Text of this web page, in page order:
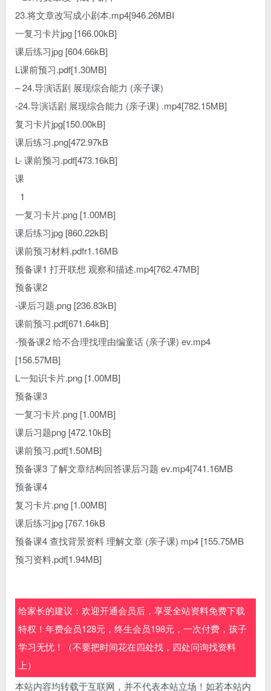
23.将文章改写成小剧本.mp4[946.26MBI
一复习卡片jpg [166.00kB]
课后练习jpg [604.66kB]
L课前预习.pdf[1.30MB]
– 24.导演话剧 展现综合能力 (亲子课)
-24.导演话剧 展现综合能力 (亲子课) .mp4[782.15MB]
复习卡片jpg[150.00kB]
课后练习.png[472.97kB
L- 课前预习.pdf[473.16kB]
课
1
一复习卡片.png [1.00MB]
课后练习jpg [860.22kB]
课前预习材料.pdfr1.16MB
预备课1 打开联想 观察和描述.mp4[762.47MB]
预备课2
-课后习题.png [236.83kB]
课前预习.pdf[671.64kB]
-预备课2 给不合理找理由编童话 (亲子课) ev.mp4
[156.57MB]
L一知识卡片.png [1.00MB]
预备课3
一复习卡片.png [1.00MB]
课后习题png [472.10kB]
课前预习.pdf[1.50MB]
预备课3 了解文章结构回答课后习题 ev.mp4[741.16MB
预备课4
复习卡片.png [1.00MB]
课后练习jpg [767.16kB
预备课4 查找背景资料 理解文章 (亲子课) mp4 [155.75MB
预习资料.pdf[1.94MB]
给家长的建议：欢迎开通会员后，享受全站资料免费下载
特权！年费会员128元，终生会员198元，一次付费，孩子
学习无忧！（不要把时间花在四处找，四处问询找资料
上）
本站内容均转载于互联网，并不代表本站立场！如若本站内